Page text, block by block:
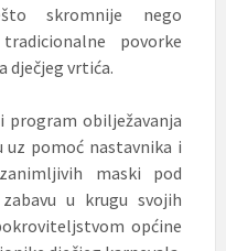
skromnije nego
povorke
dječjeg vrtića.
program obilježavanja
uz pomoć nastavnika i
maski pod
u krugu svojih
općine